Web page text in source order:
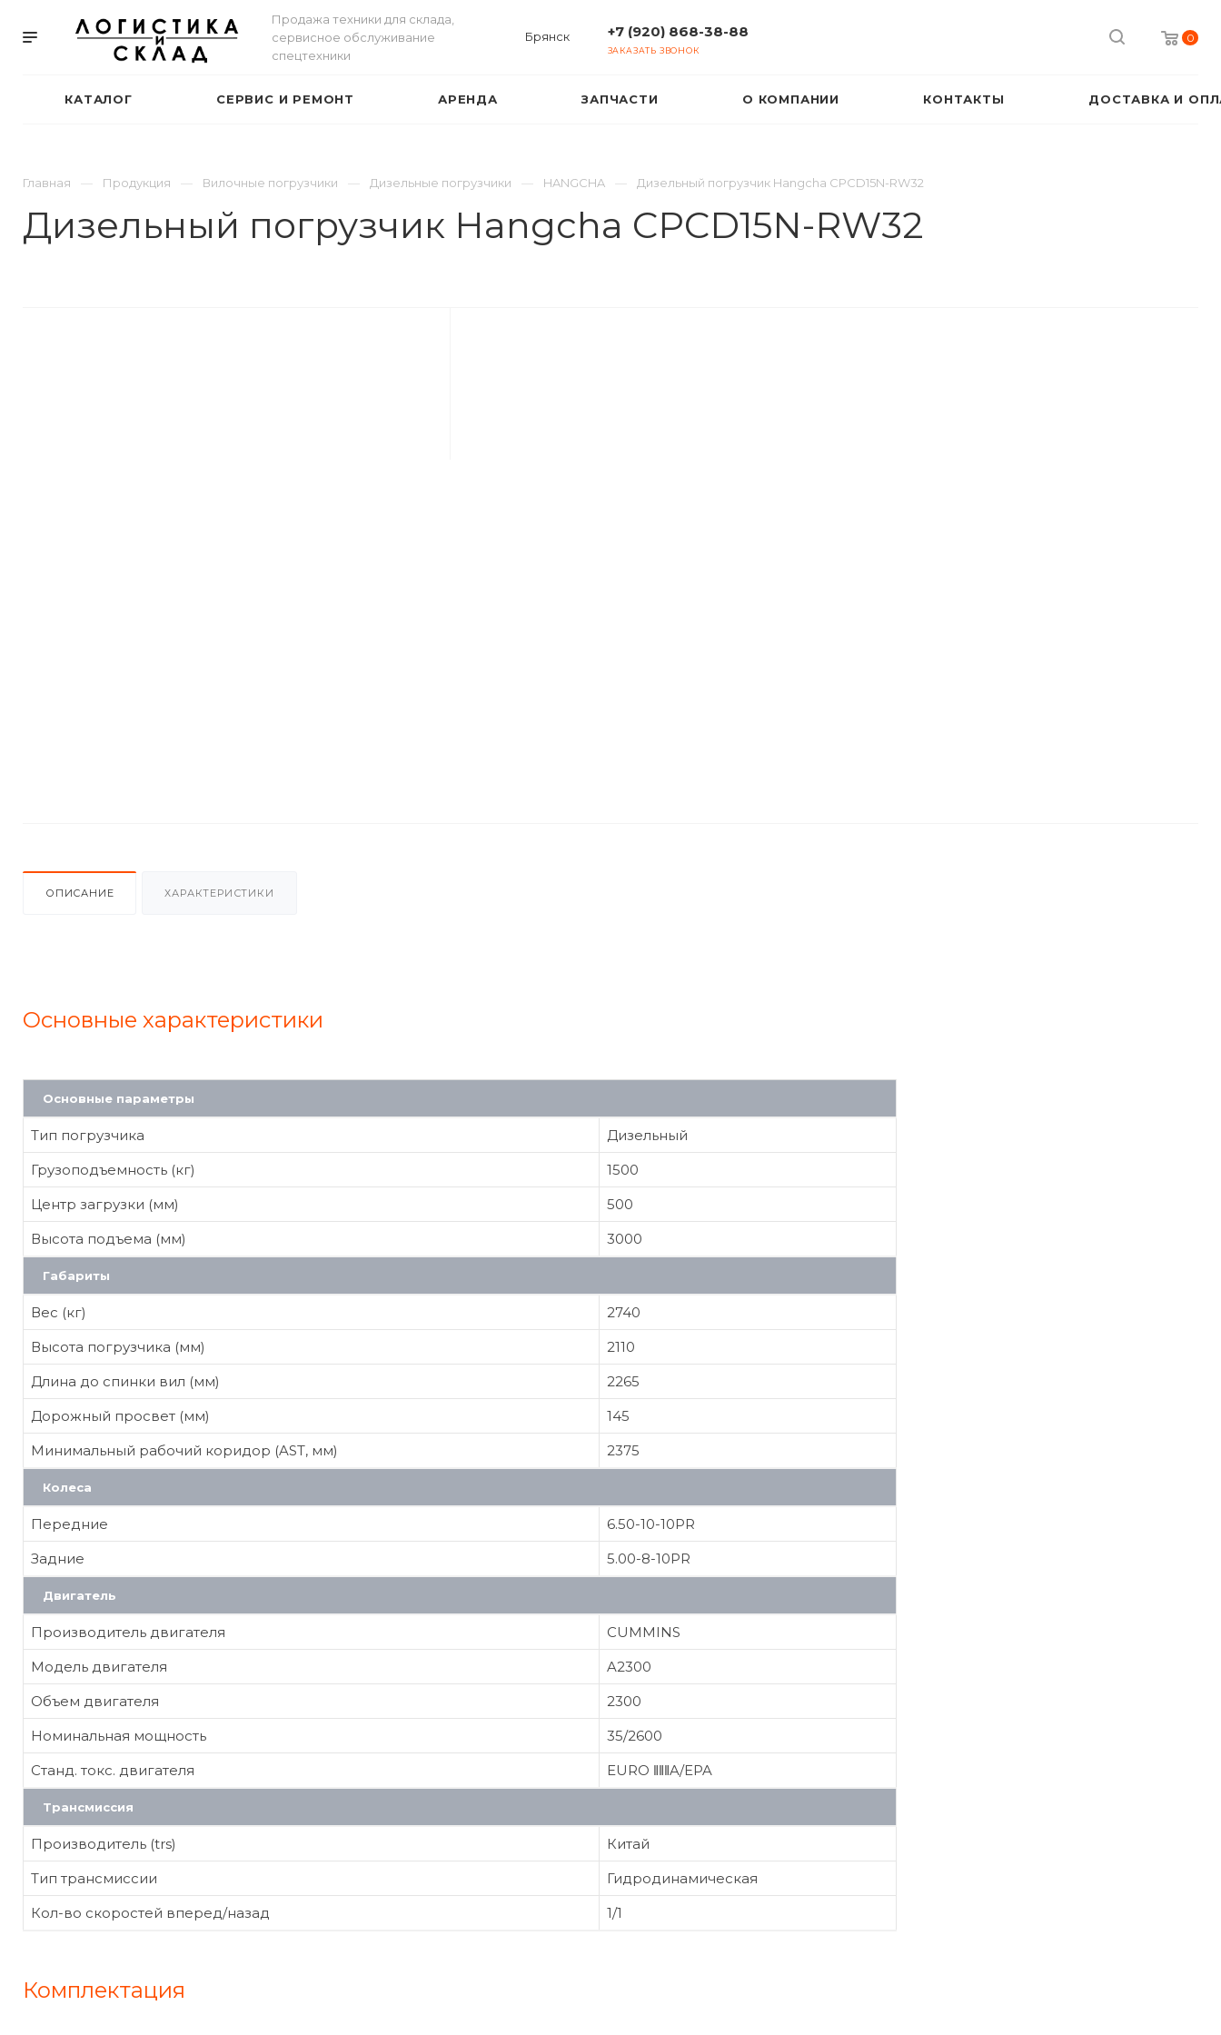
Продажа техники для склада,
сервисное обслуживание
спецтехники
Брянск +7 (920) 868-38-88
ЗАКАЗАТЬ ЗВОНОК
0
КАТАЛОГ СЕРВИС И РЕМОНТ АРЕНДА ЗАПЧАСТИ О КОМПАНИИ КОНТАКТЫ ДОСТАВКА И
Главная Продукция Вилочные погрузчики Дизельные погрузчики HANGCHA Дизельный погрузчик Hangcha CPCD15N-RW32
Дизельный погрузчик Hangcha CPCD15N-RW32
ОПИСАНИЕ ХАРАКТЕРИСТИКИ
Основные характеристики
Основные параметры
Тип погрузчика
Дизельный
Грузоподъемность (кг)
1500
Центр загрузки (мм)
500
Высота подъема (мм)
3000
Габариты
Вес (кг)
2740
Высота погрузчика (мм)
2110
Длина до спинки вил (мм)
2265
Дорожный просвет (мм)
145
Минимальный рабочий коридор (AST, мм)
2375
Колеса
Передние
6.50-10-10PR
Задние
5.00-8-10PR
Двигатель
Производитель двигателя
CUMMINS
Модель двигателя
A2300
Объем двигателя
2300
Номинальная мощность
35/2600
Станд. токс. двигателя
EURO ‖‖‖A/EPA
Трансмиссия
Производитель (trs)
Китай
Тип трансмиссии
Гидродинамическая
Кол-во скоростей вперед/назад
1/1
Комплектация